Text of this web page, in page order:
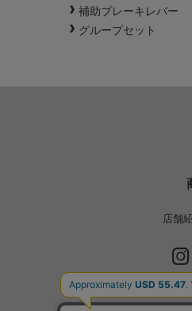
補助ブレーキレバー
グループセット
店舗